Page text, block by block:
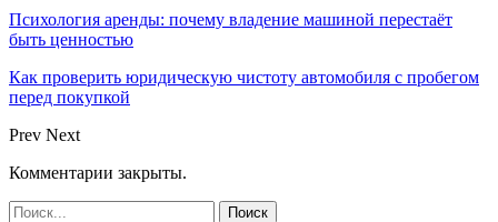
Психология аренды: почему владение машиной перестаёт
быть ценностью
Как проверить юридическую чистоту автомобиля с пробегом
перед покупкой
Prev Next
Комментарии закрыты.